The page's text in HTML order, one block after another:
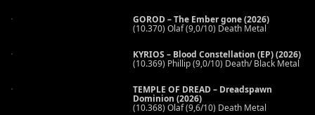
GOROD – The Ember gone (2026)
(10.370) Olaf (9,0/10) Death Metal
KYRIOS – Blood Constellation (EP) (2026)
(10.369) Phillip (9,0/10) Death/ Black Metal
TEMPLE OF DREAD – Dreadspawn
Dominion (2026)
(10.368) Olaf (9,6/10) Death Metal